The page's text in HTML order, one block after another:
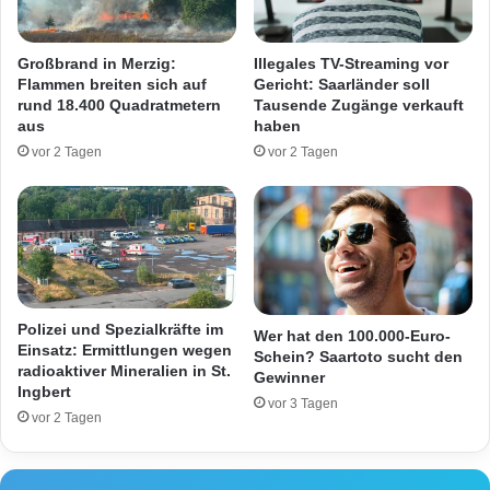
h
e
r
e
t
z
t
e
r
F
r
a
u
s
ü
e
c
ä
g
t
s
i
c
h
n
a
c
Großbrand in Merzig:
Flammen breiten sich auf
rund 18.400 Quadratmetern
aus
vor 2 Tagen
Illegales TV-Streaming vor
Gericht: Saarländer soll
Tausende Zugänge verkauft
haben
vor 2 Tagen
Polizei und Spezialkräfte im
Einsatz: Ermittlungen wegen
radioaktiver Mineralien in St.
Ingbert
vor 2 Tagen
Wer hat den 100.000-Euro-
Schein? Saartoto sucht den
Gewinner
vor 3 Tagen